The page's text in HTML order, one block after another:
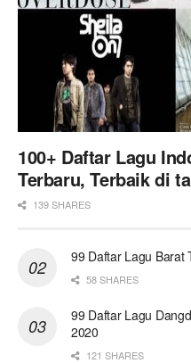
100+ Daftar Lagu
Terbaru, Terbaik di
139 SHARES
99 Daftar Lagu Barat
58 SHARES
99 Daftar Lagu
2020
121 SHARES